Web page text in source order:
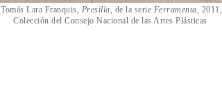
Tomás Lara Franquis, Presilla, de la serie Ferramenta, 2011,
Colección del Consejo Nacional de las Artes Plásticas